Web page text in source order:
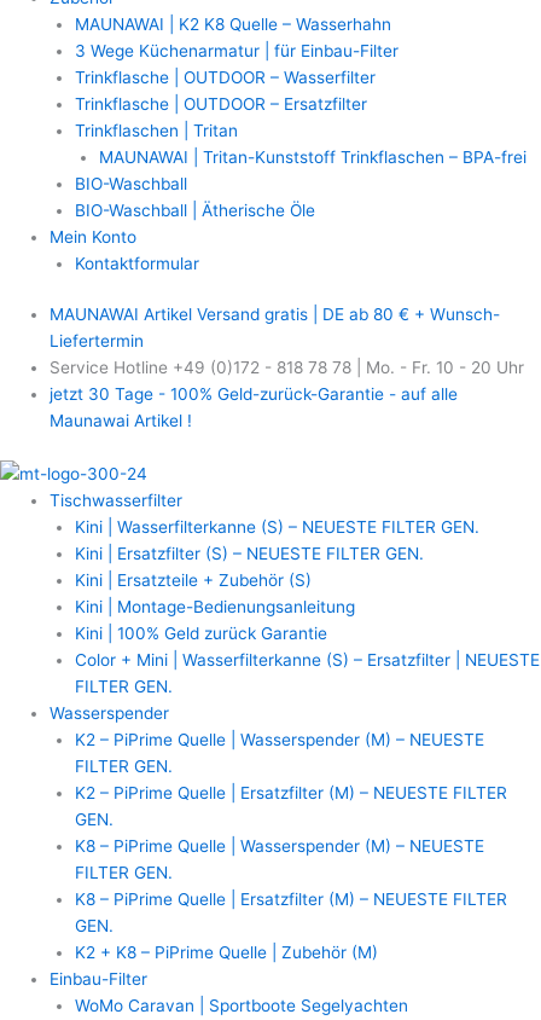
MAUNAWAI | K2 K8 Quelle – Wasserhahn
3 Wege Küchenarmatur | für Einbau-Filter
Trinkflasche | OUTDOOR – Wasserfilter
Trinkflasche | OUTDOOR – Ersatzfilter
Trinkflaschen | Tritan
MAUNAWAI | Tritan-Kunststoff Trinkflaschen – BPA-frei
BIO-Waschball
BIO-Waschball | Ätherische Öle
Mein Konto
Kontaktformular
MAUNAWAI Artikel Versand gratis | DE ab 80 € + Wunsch-
Liefertermin
Service Hotline +49 (0)172 - 818 78 78 | Mo. - Fr. 10 - 20 Uhr
jetzt 30 Tage - 100% Geld-zurück-Garantie - auf alle
Maunawai Artikel !
Tischwasserfilter
Kini | Wasserfilterkanne (S) – NEUESTE FILTER GEN.
Kini | Ersatzfilter (S) – NEUESTE FILTER GEN.
Kini | Ersatzteile + Zubehör (S)
Kini | Montage-Bedienungsanleitung
Kini | 100% Geld zurück Garantie
Color + Mini | Wasserfilterkanne (S) – Ersatzfilter | NEUESTE
FILTER GEN.
Wasserspender
K2 – PiPrime Quelle | Wasserspender (M) – NEUESTE
FILTER GEN.
K2 – PiPrime Quelle | Ersatzfilter (M) – NEUESTE FILTER
GEN.
K8 – PiPrime Quelle | Wasserspender (M) – NEUESTE
FILTER GEN.
K8 – PiPrime Quelle | Ersatzfilter (M) – NEUESTE FILTER
GEN.
K2 + K8 – PiPrime Quelle | Zubehör (M)
Einbau-Filter
WoMo Caravan | Sportboote Segelyachten